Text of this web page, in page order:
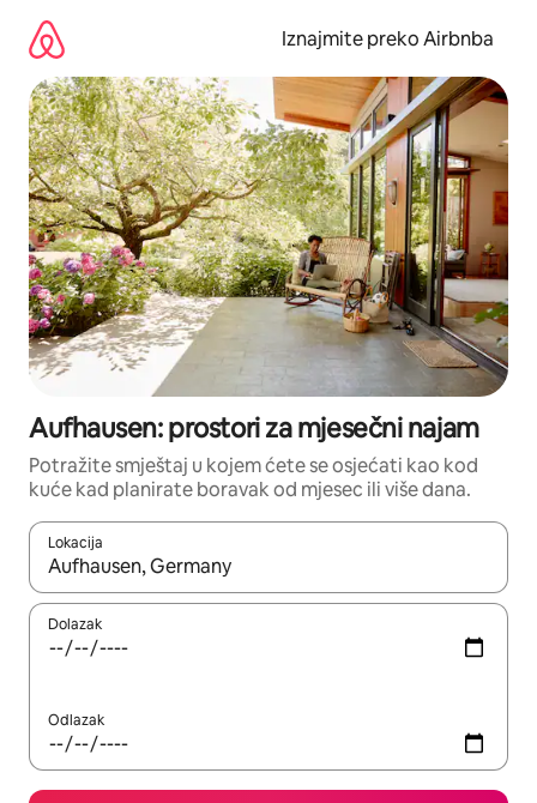
sadržaj
Iznajmite preko Airbnba
Aufhausen: prostori za mjesečni najam
Potražite smještaj u kojem ćete se osjećati kao kod
kuće kad planirate boravak od mjesec ili više dana.
Lokacija
Kada budu dostupni rezultati, moći ćete ih pregledati
Dolazak
Odlazak